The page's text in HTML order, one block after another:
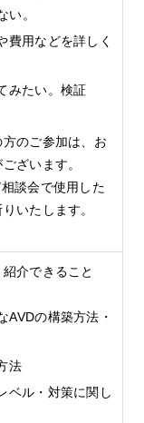
い。
費用などを詳しく
みたい。検証
のご参加は、お
ざいます。
談会で使用した
いたします。
介できること
AVDの構築方法・
法
ベル・対策に関し